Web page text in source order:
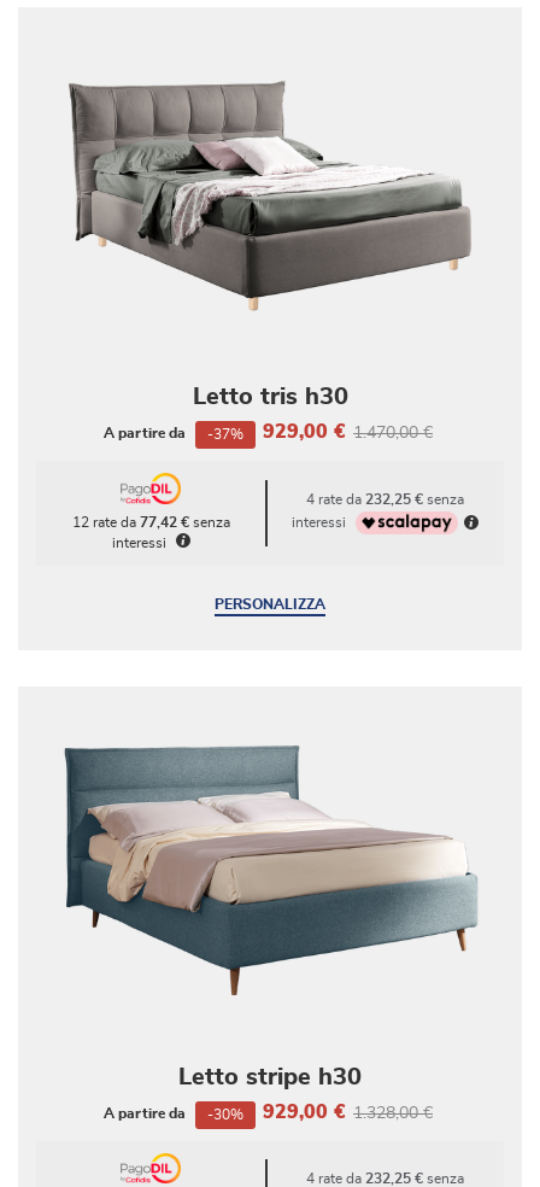
Letto tris h30
A partire da 929,00 € 1.470,00 €
-37%
12 rate da 77,42 €senza
interessi
4 rate da 232,25 €senza
interessi
PERSONALIZZA
Letto stripe h30
A partire da 929,00 € 1.328,00 €
-30%
4 rate da 232,25 €senza